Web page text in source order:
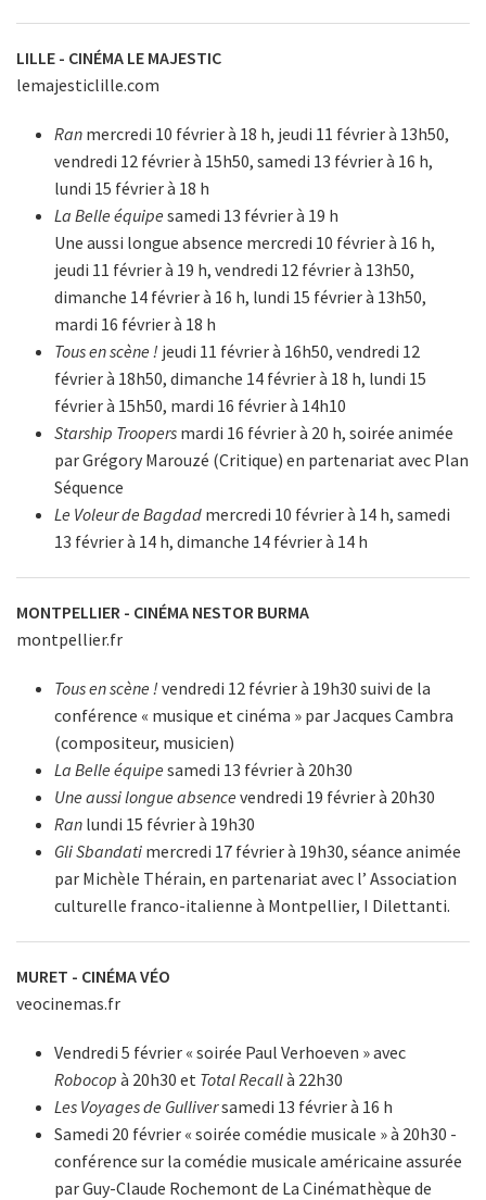
LILLE - CINÉMA LE MAJESTIC
lemajesticlille.com
Ranmercredi 10 février à 18 h, jeudi 11 février à 13h50,
vendredi 12 février à 15h50, samedi 13 février à 16 h,
lundi 15 février à 18 h
La Belle équipe samedi 13 février à 19 h
Une aussi longue absence mercredi 10 février à 16 h,
jeudi 11 février à 19 h, vendredi 12 février à 13h50,
dimanche 14 février à 16 h, lundi 15 février à 13h50,
mardi 16 février à 18 h
Tous en scène ! jeudi 11 février à 16h50, vendredi 12
février à 18h50, dimanche 14 février à 18 h, lundi 15
février à 15h50, mardi 16 février à 14h10
Starship Troopersmardi 16 février à 20 h, soirée animée
par Grégory Marouzé (Critique) en partenariat avec Plan
Séquence
Le Voleur de Bagdadmercredi 10 février à 14 h, samedi
13 février à 14 h, dimanche 14 février à 14 h
MONTPELLIER - CINÉMA NESTOR BURMA
montpellier.fr
Tous en scène ! vendredi 12 février à 19h30 suivi de la
conférence « musique et cinéma » par Jacques Cambra
(compositeur, musicien)
La Belle équipe samedi 13 février à 20h30
Une aussi longue absence vendredi 19 février à 20h30
Ranlundi 15 février à 19h30
Gli Sbandatimercredi 17 février à 19h30, séance animée
par Michèle Thérain, en partenariat avec l’ Association
culturelle franco-italienne à Montpellier, I Dilettanti.
MURET - CINÉMA VÉO
veocinemas.fr
Vendredi 5 février « soirée Paul Verhoeven » avec
Robocop à 20h30 et Total Recallà 22h30
Les Voyages de Gulliversamedi 13 février à 16 h
Samedi 20 février « soirée comédie musicale » à 20h30 -
conférence sur la comédie musicale américaine assurée
par Guy-Claude Rochemont de La Cinémathèque de